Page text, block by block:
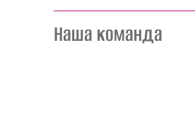
Наша команда